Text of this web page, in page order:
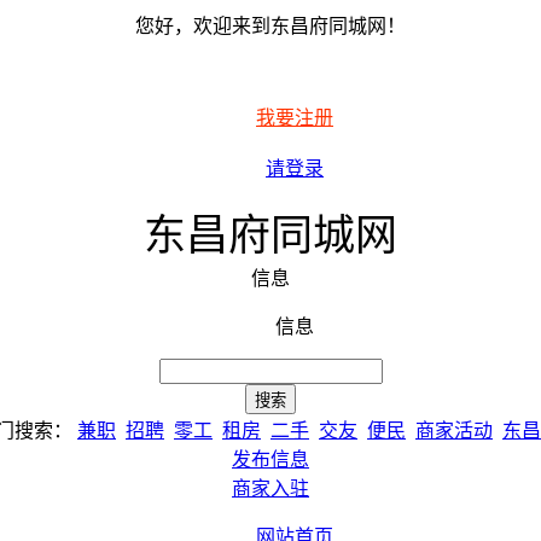
您好，欢迎来到东昌府同城网！
我要注册
请登录
东昌府同城网
信息
信息
搜索： 兼职 招聘 零工 租房 二手 交友 便民 商家活动 东
发布信息
商家入驻
网站首页